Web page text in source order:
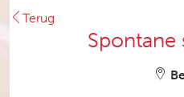
Terug
Spontane